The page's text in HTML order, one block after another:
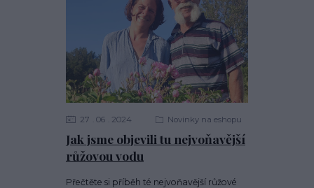
Jak jsme objevili tu nejvoňavější
růžovou vodu
27 06 2024 Novinky na eshopu
Přečtěte si příběh té nejvoňavější růžové